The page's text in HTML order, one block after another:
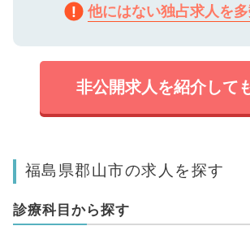
他にはない独占求人を
非公開求人を紹介して
福島県郡山市の求人を探す
診療科目から探す